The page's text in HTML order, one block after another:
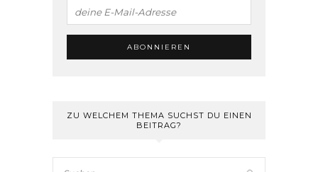
ZU WELCHEM THEMA SUCHST DU EINEN
BEITRAG?